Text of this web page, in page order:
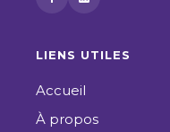
LIENS UTILES
Accueil
À propos